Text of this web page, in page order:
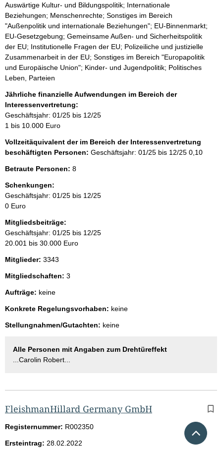
Auswärtige Kultur- und Bildungspolitik; Internationale
Beziehungen; Menschenrechte; Sonstiges im Bereich
"Außenpolitik und internationale Beziehungen"; EU-Binnenmarkt;
EU-Gesetzgebung; Gemeinsame Außen- und Sicherheitspolitik
der EU; Institutionelle Fragen der EU; Polizeiliche und justizielle
Zusammenarbeit in der EU; Sonstiges im Bereich "Europapolitik
und Europäische Union"; Kinder- und Jugendpolitik; Politisches
Leben, Parteien
Jährliche finanzielle Aufwendungen im Bereich der
Interessenvertretung:
Geschäftsjahr: 01/25 bis 12/25
1 bis 10.000 Euro
Vollzeitäquivalent der im Bereich der Interessenvertretung
beschäftigten Personen: Geschäftsjahr: 01/25 bis 12/25 0,10
Betraute Personen: 8
Schenkungen:
Geschäftsjahr: 01/25 bis 12/25
0 Euro
Mitgliedsbeiträge:
Geschäftsjahr: 01/25 bis 12/25
20.001 bis 30.000 Euro
Mitglieder: 3343
Mitgliedschaften: 3
Aufträge: keine
Konkrete Regelungsvorhaben: keine
Stellungnahmen/Gutachten: keine
Alle Personen mit Angaben zum Drehtüreffekt
...Carolin Robert...
FleishmanHillard Germany GmbH
Registernummer: R002350
Ersteintrag: 28.02.2022